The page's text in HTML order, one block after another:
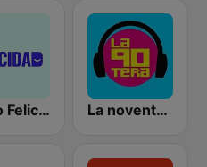
Radio Felicidad La noventera